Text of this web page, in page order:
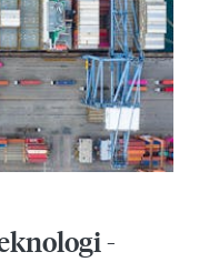
-